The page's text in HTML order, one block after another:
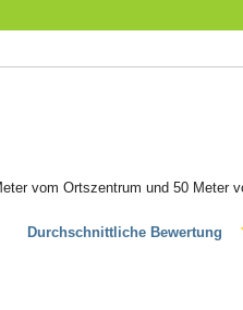
vom Ortszentrum und 50 Meter
Durchschnittliche Bewertung